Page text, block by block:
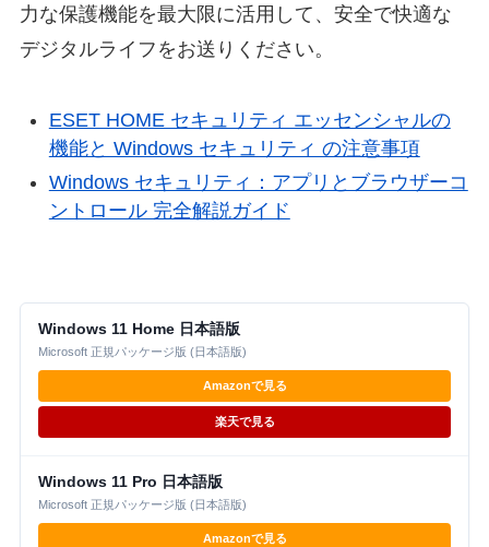
力な保護機能を最大限に活用して、安全で快適な
デジタルライフをお送りください。
ESET HOME セキュリティ エッセンシャルの
機能と Windows セキュリティ の注意事項
Windows セキュリティ：アプリとブラウザーコ
ントロール 完全解説ガイド
Windows 11 Home 日本語版
Microsoft 正規パッケージ版 (日本語版)
Amazonで見る
楽天で見る
Windows 11 Pro 日本語版
Microsoft 正規パッケージ版 (日本語版)
Amazonで見る